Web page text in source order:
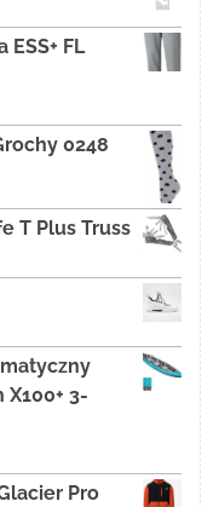
FL
0248
T Plus Truss
3-
Pro